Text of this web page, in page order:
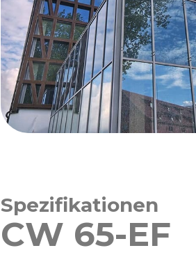
Spezifikationen
CW 65-EF